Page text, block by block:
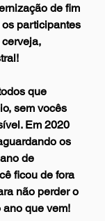
de fim
participantes
que
sem vocês
Em 2020
os
de
ficou de fora
não perder o
que vem!